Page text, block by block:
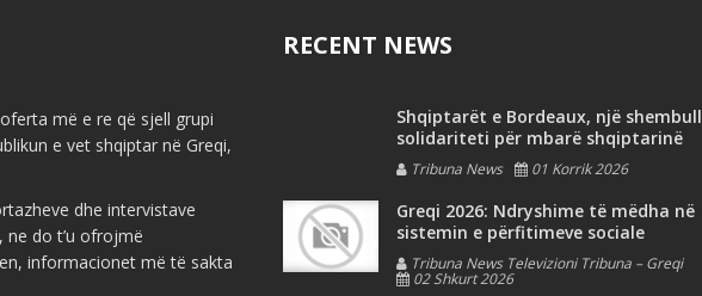
më e re që sjell grupi
e vet shqiptar në Greqi,
dhe intervistave
ne do t’u ofrojmë
informacionet më të sakta
RECENT NEWS
Shqiptarët e Bordeaux, një shembull
solidariteti për mbarë shqiptarinë
Tribuna News 01 Korrik 2026
Greqi 2026: Ndryshime të mëdha në
sistemin e përfitimeve sociale
Tribuna News Televizioni Tribuna – Greqi
02 Shkurt 2026